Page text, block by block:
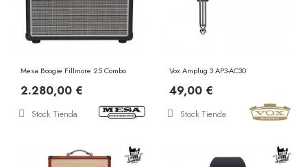
Mesa Boogie Fillmore 25 Combo
2.280,00 €
Stock Tienda
Vox Amplug 3 AP3-AC30
49,00 €
Stock Tienda